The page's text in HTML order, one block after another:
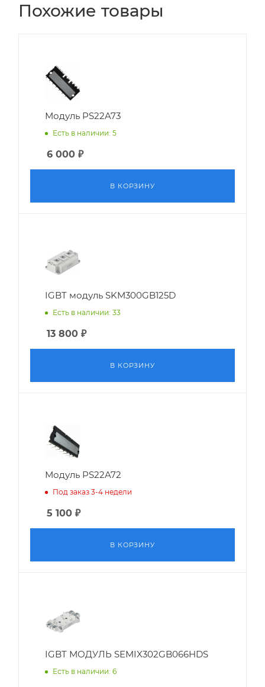
Похожие товары
Модуль PS22A73
Есть в наличии: 5
6 000 ₽
В КОРЗИНУ
IGBT модуль SKM300GB125D
Есть в наличии: 33
13 800 ₽
В КОРЗИНУ
Модуль PS22A72
Под заказ 3-4 недели
5 100 ₽
В КОРЗИНУ
IGBT МОДУЛЬ SEMIX302GB066HDS
Есть в наличии: 6